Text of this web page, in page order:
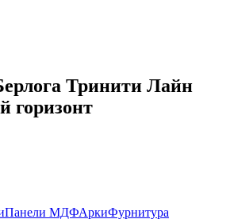
Тринити Лайн
горизонт
Панели МДФАркиФурнитура